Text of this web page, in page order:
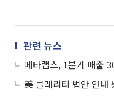
관련 뉴스